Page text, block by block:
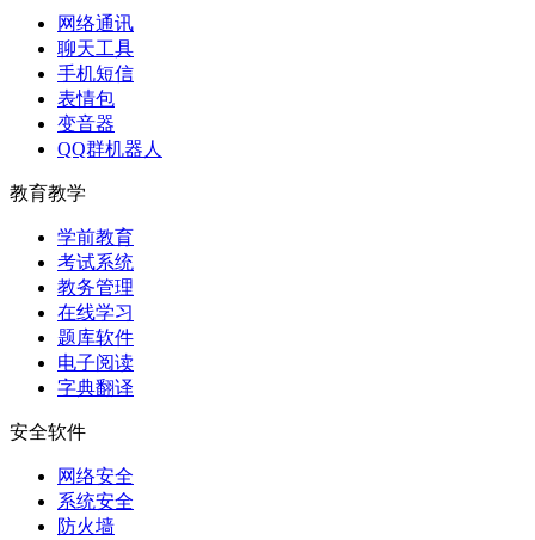
网络通讯
聊天工具
手机短信
表情包
变音器
QQ群机器人
教育教学
学前教育
考试系统
教务管理
在线学习
题库软件
电子阅读
字典翻译
安全软件
网络安全
系统安全
防火墙